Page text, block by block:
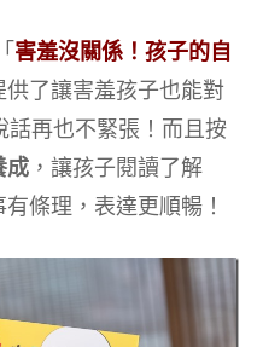
害羞沒關係！孩子的自
供了讓害羞孩子也能對
話再也不緊張！而且按
成 ，讓孩子閱讀了解
條理，表達更順暢！